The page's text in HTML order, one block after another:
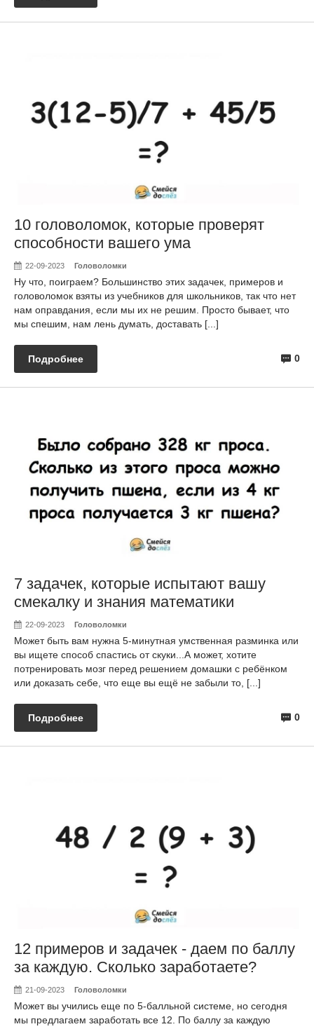
10 головоломок, которые проверят
способности вашего ума
22-09-2023 Головоломки
Ну что, поиграем? Большинство этих задачек, примеров и
головоломок взяты из учебников для школьников, так что нет
нам оправдания, если мы их не решим. Просто бывает, что
мы спешим, нам лень думать, доставать [...]
0
Подробнее
7 задачек, которые испытают вашу
смекалку и знания математики
22-09-2023 Головоломки
Может быть вам нужна 5-минутная умственная разминка или
вы ищете способ спастись от скуки...А может, хотите
потренировать мозг перед решением домашки с ребёнком
или доказать себе, что еще вы ещё не забыли то, [...]
0
Подробнее
12 примеров и задачек - даем по баллу
за каждую. Сколько заработаете?
21-09-2023 Головоломки
Может вы учились еще по 5-балльной системе, но сегодня
мы предлагаем заработать все 12. По баллу за каждую